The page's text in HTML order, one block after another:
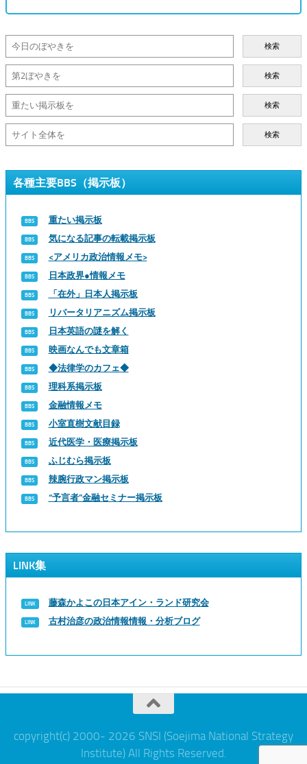
検索
検索
検索
検索
各種主要BBS（掲示板）
重たい掲示板
気になる記事の転載掲示板
<アメリカ政治情報メモ>
日本政界●情報メモ
「在外」日本人掲示板
リバータリアニズム掲示板
日本英語の謎を解く
映画なんでも文章箱
◆法律学のカフェ◆
理科系掲示板
金融情報メモ
小室直樹文献目録
近代医学・医療掲示板
ふじむら掲示板
辣腕行政マン掲示板
“予言者”金融セミナー掲示板
LINK集
藤森かよこの日本アイン・ランド研究会
古村治彦の政治情報情報・分析ブログ
copyright(c) 2000- 2026 SNSI (Soejima National Strategy
Institute) All Rights Reserved.